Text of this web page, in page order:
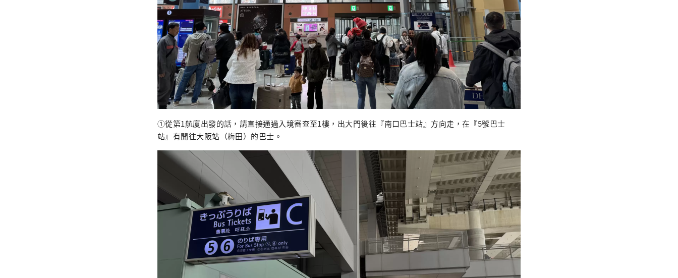
①從第1航廈出發的話，請直接通過入境審查至1樓，出大門後往『南口巴士站』方向走，在『5號巴士
站』有開往大阪站（梅田）的巴士。